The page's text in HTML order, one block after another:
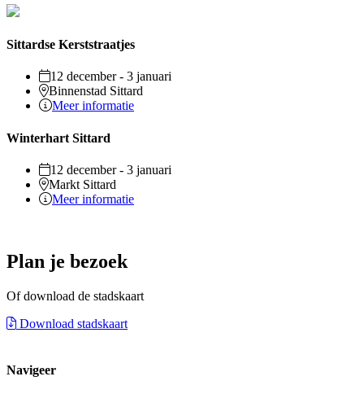
Sittardse Kerststraatjes
12 december - 3 januari
Binnenstad Sittard
Meer informatie
Winterhart Sittard
12 december - 3 januari
Markt Sittard
Meer informatie
Plan je bezoek
Of download de stadskaart
Download stadskaart
Navigeer